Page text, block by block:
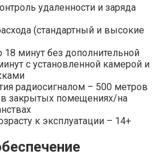
удаленности и заряда
(стандартный и высокие
18 минут без дополнительной
с установленной камерой и
радиосигналом – 500 метров
в закрытых помещениях/на
к эксплуатации – 14+